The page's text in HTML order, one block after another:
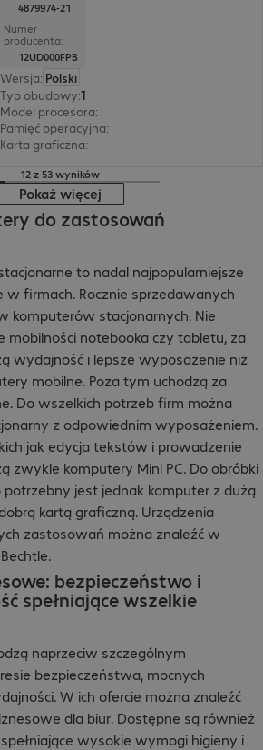
4879974-21
Numer
producenta:
12UD000FPB
Wersja: Polski
Typ obudowy:
Model procesora:
Pamięć operacyjna:
Karta graficzna:
12 z 53 wyników
Pokaż więcej
do zastosowań
to nadal najpopularniejsze
firmach. Rocznie sprzedawanych
komputerów stacjonarnych. Nie
mobilności notebooka czy tabletu, za
wydajność i lepsze wyposażenie niż
mobilne. Poza tym uchodzą za
Do wszelkich potrzeb firm można
z odpowiednim wyposażeniem.
jak edycja tekstów i prowadzenie
zwykle komputery Mini PC. Do obróbki
jest jednak komputer z dużą
kartą graficzną. Urządzenia
zastosowań można znaleźć w
bezpieczeństwo i
spełniające wszelkie
naprzeciw szczególnym
bezpieczeństwa, mocnych
W ich ofercie można znaleźć
dla biur. Dostępne są również
wysokie wymogi higieny i